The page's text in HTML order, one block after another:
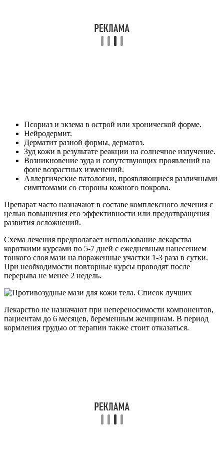
Псориаз и экзема в острой или хронической форме.
Нейродермит.
Дерматит разной формы, дерматоз.
Зуд кожи в результате реакции на солнечное излучение.
Возникновение зуда и сопутствующих проявлений на
фоне возрастных изменений.
Аллергические патологии, проявляющиеся различными
симптомами со стороны кожного покрова.
Препарат часто назначают в составе комплексного лечения с
целью повышения его эффективности или предотвращения
развития осложнений.
Схема лечения предполагает использование лекарства
короткими курсами по 5-7 дней с ежедневным нанесением
тонкого слоя мази на пораженные участки 1-3 раза в сутки.
При необходимости повторные курсы проводят после
перерыва не менее 2 недель.
Лекарство не назначают при непереносимости компонентов,
пациентам до 6 месяцев, беременным женщинам. В период
кормления грудью от терапии также стоит отказаться.